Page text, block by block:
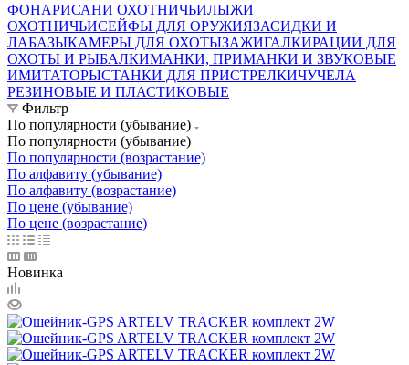
ФОНАРИСАНИ ОХОТНИЧЬИЛЫЖИ
ОХОТНИЧЬИСЕЙФЫ ДЛЯ ОРУЖИЯЗАСИДКИ И
ЛАБАЗЫКАМЕРЫ ДЛЯ ОХОТЫЗАЖИГАЛКИРАЦИИ ДЛЯ
ОХОТЫ И РЫБАЛКИМАНКИ, ПРИМАНКИ И ЗВУКОВЫЕ
ИМИТАТОРЫСТАНКИ ДЛЯ ПРИСТРЕЛКИЧУЧЕЛА
РЕЗИНОВЫЕ И ПЛАСТИКОВЫЕ
Фильтр
По популярности (убывание)
По популярности (убывание)
По популярности (возрастание)
По алфавиту (убывание)
По алфавиту (возрастание)
По цене (убывание)
По цене (возрастание)
Новинка